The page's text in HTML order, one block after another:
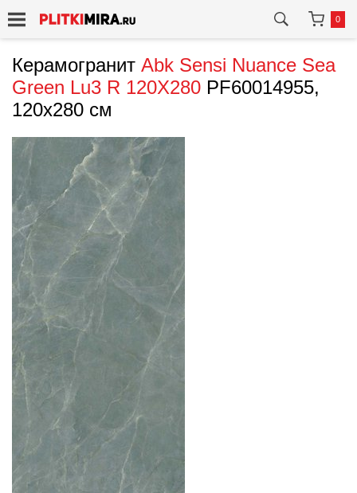
0
Керамогранит Abk Sensi Nuance Sea
Green Lu3 R 120X280 PF60014955,
120x280 см